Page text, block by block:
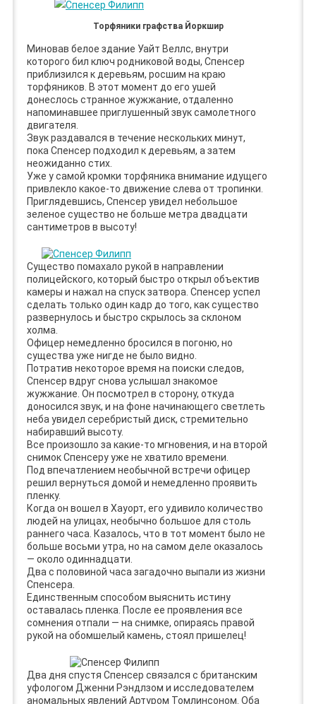
Торфяники графства Йоркшир
Миновав белое здание Уайт Веллс, внутри
которого бил ключ родниковой воды, Спенсер
приблизился к деревьям, росшим на краю
торфяников. В этот момент до его ушей
донеслось странное жужжание, отдаленно
напоминавшее приглушенный звук самолетного
двигателя.
Звук раздавался в течение нескольких минут,
пока Спенсер подходил к деревьям, а затем
неожиданно стих.
Уже у самой кромки торфяника внимание идущего
привлекло какое-то движение слева от тропинки.
Приглядевшись, Спенсер увидел небольшое
зеленое существо не больше метра двадцати
сантиметров в высоту!
Существо помахало рукой в направлении
полицейского, который быстро открыл объектив
камеры и нажал на спуск затвора. Спенсер успел
сделать только один кадр до того, как существо
развернулось и быстро скрылось за склоном
холма.
Офицер немедленно бросился в погоню, но
существа уже нигде не было видно.
Потратив некоторое время на поиски следов,
Спенсер вдруг снова услышал знакомое
жужжание. Он посмотрел в сторону, откуда
доносился звук, и на фоне начинающего светлеть
неба увидел серебристый диск, стремительно
набиравший высоту.
Все произошло за какие-то мгновения, и на второй
снимок Спенсеру уже не хватило времени.
Под впечатлением необычной встречи офицер
решил вернуться домой и немедленно проявить
пленку.
Когда он вошел в Хауорт, его удивило количество
людей на улицах, необычно большое для столь
раннего часа. Казалось, что в тот момент было не
больше восьми утра, но на самом деле оказалось
— около одиннадцати.
Два с половиной часа загадочно выпали из жизни
Спенсера.
Единственным способом выяснить истину
оставалась пленка. После ее проявления все
сомнения отпали — на снимке, опираясь правой
рукой на обомшелый камень, стоял пришелец!
Два дня спустя Спенсер связался с британским
уфологом Дженни Рэндлзом и исследователем
аномальных явлений Артуром Томлинсоном. Оба